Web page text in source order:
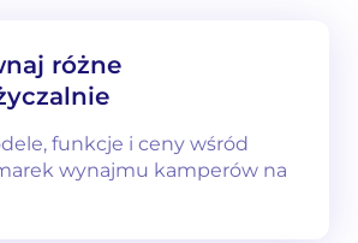
różne
funkcje i ceny wśród
wynajmu kamperów na